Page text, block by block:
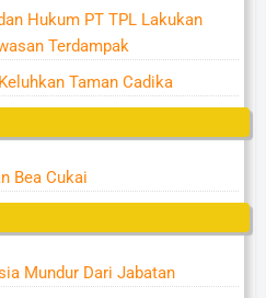
Hukum PT TPL Lakukan
Terdampak
Taman Cadika
Bea Cukai
Mundur Dari Jabatan